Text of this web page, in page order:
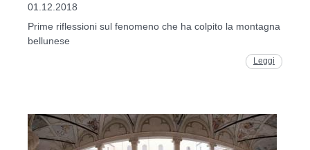
01.12.2018
Prime riflessioni sul fenomeno che ha colpito la montagna
bellunese
Leggi